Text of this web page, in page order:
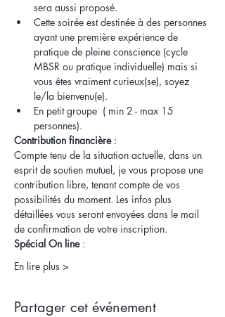
sera aussi proposé.
Cette soirée est destinée à des personnes
ayant une première expérience de
pratique de pleine conscience (cycle
MBSR ou pratique individuelle) mais si
vous êtes vraiment curieux(se), soyez
le/la bienvenu(e).
En petit groupe  ( min 2 - max 15
personnes).
Contribution financière :
Compte tenu de la situation actuelle, dans un
esprit de soutien mutuel, je vous propose une
contribution libre, tenant compte de vos
possibilités du moment. Les infos plus
détaillées vous seront envoyées dans le mail
de confirmation de votre inscription.
Spécial On line :
En lire plus >
Partager cet événement